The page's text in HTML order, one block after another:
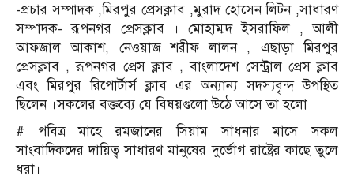
-প্রচার সম্পাদক ,মিরপুর প্রেসক্লাব ,মুরাদ হোসেন লিটন ,সাধারণ
সম্পাদক- রূপনগর প্রেসক্লাব । মোহাম্মদ ইসরাফিল , আলী
আফজাল আকাশ, নেওয়াজ শরীফ লালন , এছাড়া মিরপুর
প্রেসক্লাব , রূপনগর প্রেস ক্লাব , বাংলাদেশ সেন্ট্রাল প্রেস ক্লাব
এবং মিরপুর রিপোর্টার্স ক্লাব এর অন্যান্য সদস্যবৃন্দ উপস্থিত
ছিলেন ।সকলের বক্তব্যে যে বিষয়গুলো উঠে আসে তা হলো
# পবিত্র মাহে রমজানের সিয়াম সাধনার মাসে সকল
সাংবাদিকদের দায়িত্ব সাধারণ মানুষের দুর্ভোগ রাষ্ট্রের কাছে তুলে
ধরা।